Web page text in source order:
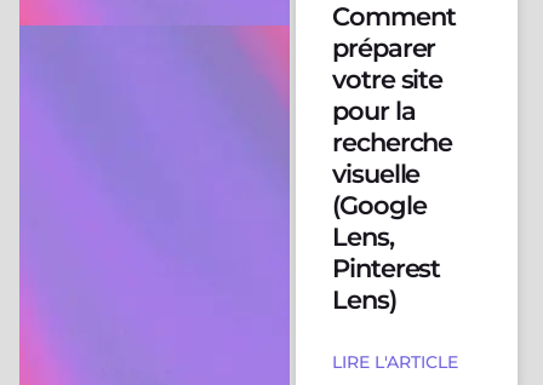
Comment
préparer
votre site
pour la
recherche
visuelle
(Google
Lens,
Pinterest
Lens)
LIRE L'ARTICLE